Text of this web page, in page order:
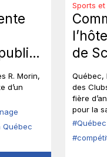
R. Morin,
d’un
Québec
Sports et
de
Québec,
des
fière
pour la
#Québec